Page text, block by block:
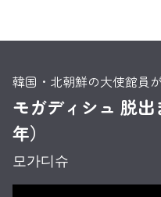
韓国・北朝鮮の大使館員
モガディシュ 脱出
年）
모가디슈